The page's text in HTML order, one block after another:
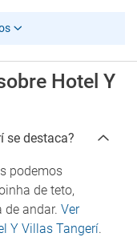
Hotel Y
se destaca?
podemos
de teto,
de andar. Ver
Y Villas Tangerí.